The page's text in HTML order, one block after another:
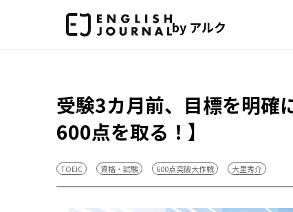
by アルク
受験3カ月前、目標を明確
600点を取る！】
TOEIC 資格・試験 600点突破大作戦 大里秀介